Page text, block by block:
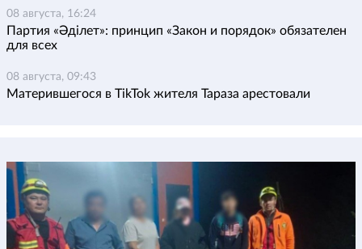
08 августа, 16:24
Партия «Әділет»: принцип «Закон и порядок» обязателен
для всех
08 августа, 09:43
Матерившегося в TikTok жителя Тараза арестовали